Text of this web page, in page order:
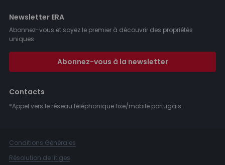
Newsletter ERA
Abonnez-vous et soyez le premier à découvrir des propriétés
uniques.
Abonnez-vous à la newsletter
Contacts
*Appel vers le réseau téléphonique fixe/mobile portugais.
Conditions Générales
Résolution de litiges